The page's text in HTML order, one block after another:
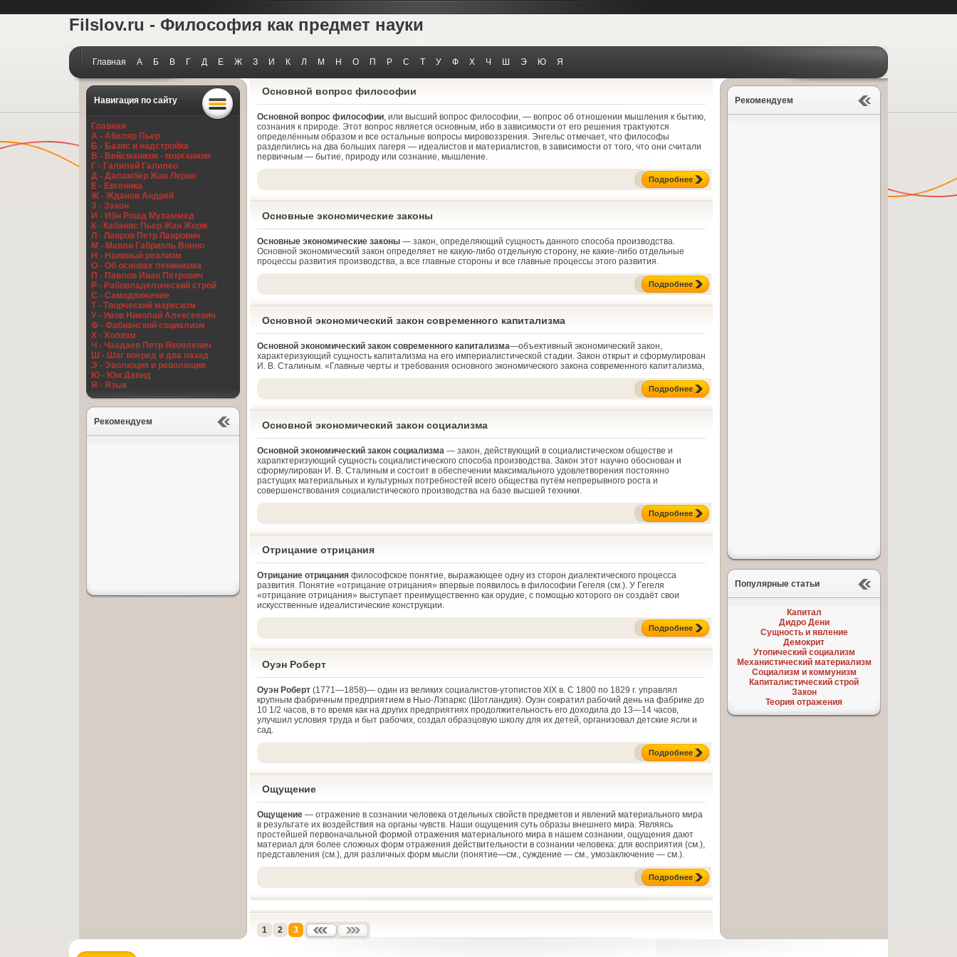
Filslov.ru - Философия как предмет науки
Главная А Б В Г Д Е Ж З И К Л М Н О П Р С Т У Ф Х Ч Ш Э Ю Я
Рекомендуем
Популярные статьи
Капитал
Дидро Дени
Сущность и явление
Демокрит
Утопический социализм
Механистический материализм
Социализм и коммунизм
Капиталистический строй
Закон
Теория отражения
Навигация по сайту
Главная
А - Абеляр Пьер
Б - Базис и надстройка
В - Вейсманизм - морганизм
Г - Галилей Галилео
Д - Даламбер Жан Лерон
Е - Евгеника
Ж - Жданов Андрей
З - Закон
И - Ибн Рошд Мухаммед
К - Кабанис Пьер Жан Жорж
Л - Лавров Петр Лаврович
М - Мавли Габриэль Вонно
Н - Наивный реализм
О - Об основах ленинизма
П - Павлов Иван Петрович
Р - Рабовладельческий строй
С - Самодвижение
Т - Творческий марксизм
У - Умов Николай Алексеевич
Ф - Фабианский социализм
Х - Холизм
Ч - Чаадаев Петр Яковлевич
Ш - Шаг вперед и два назад
Э - Эволюция и революция
Ю - Юм Давид
Я - Язык
Рекомендуем
Основной вопрос философии
Основной вопрос философии, или высший вопрос философии, — вопрос об отношении мышления к бытию,
сознания к природе. Этот вопрос является основным, ибо в зависимости от его решения трактуются
определённым образом и все остальные вопросы мировоззрения. Энгельс отмечает, что философы
разделились на два больших лагеря — идеалистов и материалистов, в зависимости от того, что они считали
первичным — бытие, природу или сознание, мышление.
Подробнее
Основные экономические законы
Основные экономические законы — закон, определяющий сущность данного способа производства.
Основной экономический закон определяет не какую-либо отдельную сторону, не какие-либо отдельные
процессы развития производства, а все главные стороны и все главные процессы этого развития.
Подробнее
Основной экономический закон современного капитализма
Основной экономический закон современного капитализма—объективный экономический закон,
характеризующий сущность капитализма на его империалистической стадии. Закон открыт и сформулирован
И. В. Сталиным. «Главные черты и требования основного экономического закона современного капитализма,
Подробнее
Основной экономический закон социализма
Основной экономический закон социализма — закон, действующий в социалистическом обществе и
харапктеризующий сущность социалистического способа производства. Закон этот научно обоснован и
сформулирован И. В. Сталиным и состоит в обеспечении максимального удовлетворения постоянно
растущих материальных и культурных потребностей всего общества путём непрерывного роста и
совершенствования социалистического производства на базе высшей техники.
Подробнее
Отрицание отрицания
Отрицание отрицания философское понятие, выражающее одну из сторон диалектического процесса
развития. Понятие «отрицание отрицания» впервые появилось в философии Гегеля (см.). У Гегеля
«отрицание отрицания» выступает преимущественно как орудие, с помощью которого он создаёт свои
искусственные идеалистические конструкции.
Подробнее
Оуэн Роберт
Оуэн Роберт (1771—1858)— один из великих социалистов-утопистов XIX в. С 1800 по 1829 г. управлял
крупным фабричным предприятием в Ныо-Лэпаркс (Шотландия). Оуэн сократил рабочий день на фабрике до
10 1/2 часов, в то время как на других предприятиях продолжительность его доходила до 13—14 часов,
улучшил условия труда и быт рабочих, создал образцовую школу для их детей, организовал детские ясли и
сад.
Подробнее
Ощущение
Ощущение — отражение в сознании человека отдельных свойств предметов и явлений материального мира
в результате их воздействия на органы чувств. Наши ощущения суть образы внешнего мира. Являясь
простейшей первоначальной формой отражения материального мира в нашем сознании, ощущения дают
материал для более сложных форм отражения действительности в сознании человека: для восприятия (см.),
представления (см.), для различных форм мысли (понятие—см., суждение — см., умозаключение — см.).
Подробнее
1 2 3